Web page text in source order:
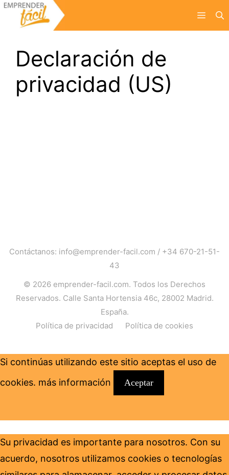
Saltar
Menú
Declaración de
privacidad (US)
Contáctanos: info@emprender-facil.com / +34 670-21-51-
43
© 2026 emprender-facil.com. Todos los Derechos
Reservados. Calle Santa Hortensia 46c, 28002 Madrid.
España.
Política de privacidad
Política de cookies
Si continúas utilizando este sitio aceptas el uso de
cookies. más información Aceptar
Su privacidad es importante para nosotros. Con su
acuerdo, nosotros utilizamos cookies o tecnologías